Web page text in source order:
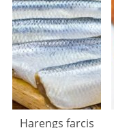
Harengs farcis